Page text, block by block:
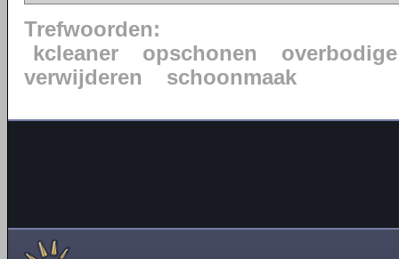
Trefwoorden:
kcleaner
opschonen
verwijderen
schoonmaak